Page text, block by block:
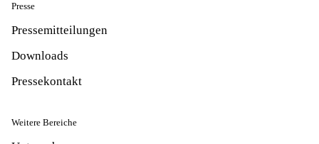
Presse
Pressemitteilungen
Downloads
Pressekontakt
Weitere Bereiche